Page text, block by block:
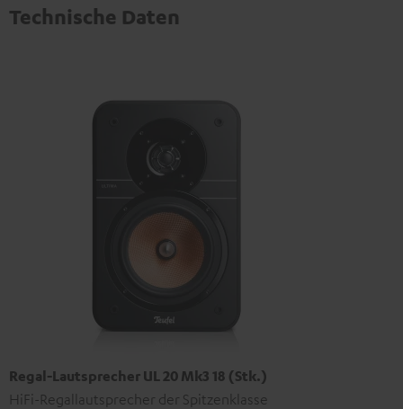
Technische Daten
Regal-Lautsprecher UL 20 Mk3 18 (Stk.)
HiFi-Regallautsprecher der Spitzenklasse